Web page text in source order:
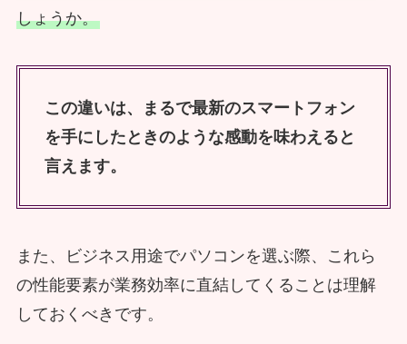
しょうか。
この違いは、まるで最新のスマートフォン
を手にしたときのような感動を味わえると
言えます。
また、ビジネス用途でパソコンを選ぶ際、これら
の性能要素が業務効率に直結してくることは理解
しておくべきです。